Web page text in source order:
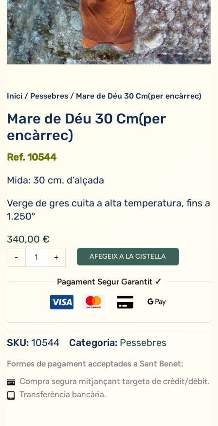
Inici / Pessebres / Mare de Déu 30 Cm(per encàrrec)
Mare de Déu 30 Cm(per
encàrrec)
Ref. 10544
Mida: 30 cm. d’alçada
Verge de gres cuita a alta temperatura, fins a
1.250º
340,00€
-
quantitat
de
Mare
30
Cm(per
encàrrec)
+ AFEGEIX A LA CISTELLA
Pagament Segur Garantit ✓
SKU:10544 Categoria: Pessebres
Formes de pagament acceptades a Sant Benet:
Compra segura mitjançant targeta de crèdit/dèbit.
Transferència bancària.